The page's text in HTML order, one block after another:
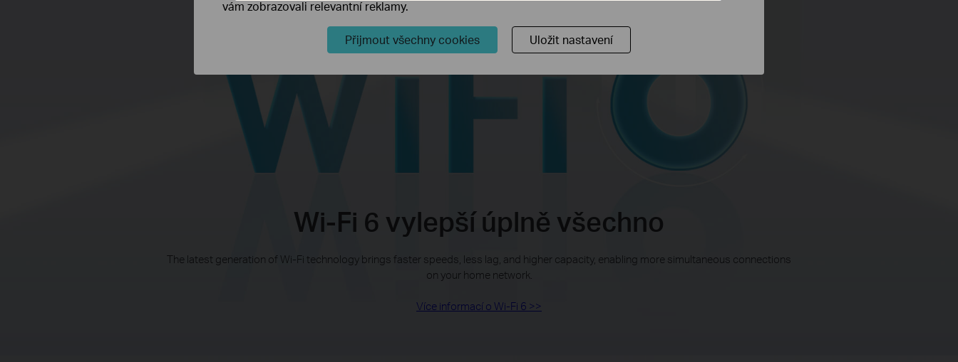
Wi-Fi 6 vylepší úplně všechno
The latest generation of Wi-Fi technology brings faster speeds, less lag, and higher capacity, enabling more simultaneous connections
on your home network.
Více informací o Wi-Fi 6 >>
vám zobrazovali relevantní reklamy.
Přijmout všechny cookies Uložit nastavení